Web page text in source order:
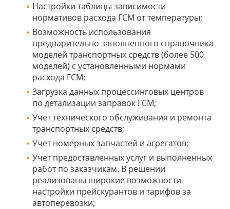
Настройки таблицы зависимости
нормативов расхода ГСМ от температуры;
Возможность использования
предварительно заполненного справочника
моделей транспортных средств (более 500
моделей) с установленными нормами
расхода ГСМ;
Загрузка данных процессинговых центров
по детализации заправок ГСМ;
Учет технического обслуживания и ремонта
транспортных средств;
Учет номерных запчастей и агрегатов;
Учет предоставленных услуг и выполненных
работ по заказчикам. В решении
реализованы широкие возможности
настройки прейскурантов и тарифов за
автоперевозки;